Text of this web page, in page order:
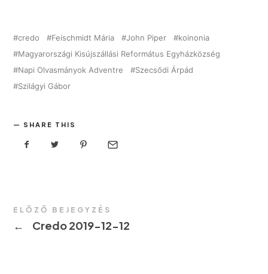
credo Feischmidt Mária John Piper
koinonia
Magyarországi Kisújszállási Református Egyházközség
Napi Olvasmányok Adventre
Szecsődi Árpád
Szilágyi Gábor
SHARE THIS
ELŐZŐ BEJEGYZÉS
← Credo 2019-12-12